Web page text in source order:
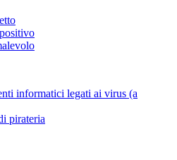
informatici legati ai virus (a
pirateria